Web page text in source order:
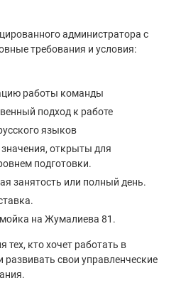
администратора с
требования и условия:
работы команды
подход к работе
языков
открыты для
подготовки.
занятость или полный день.
на Жумалиева 81.
тех, кто хочет работать в
свои управленческие